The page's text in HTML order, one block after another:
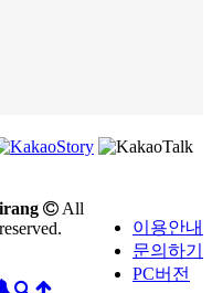
이용안내
문의하기
PC버전
All